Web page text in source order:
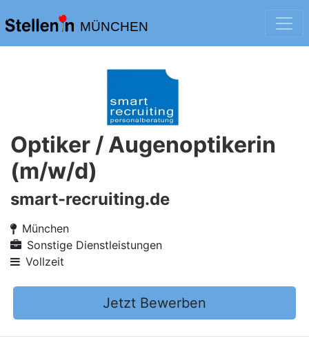
MÜNCHEN
Optiker / Augenoptikerin
(m/w/d)
smart-recruiting.de
München
Sonstige Dienstleistungen
Vollzeit
Jetzt Bewerben